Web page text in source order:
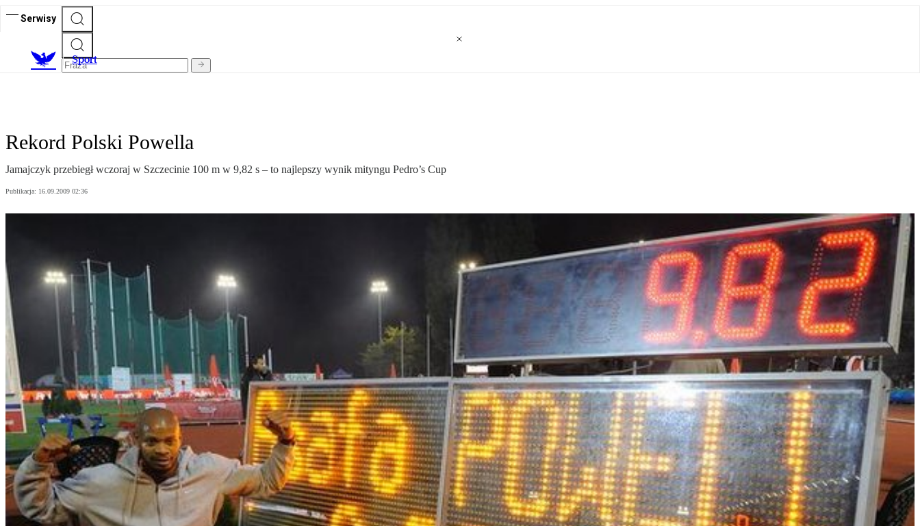
Serwisy
Sport
Rekord Polski Powella
Jamajczyk przebiegł wczoraj w Szczecinie 100 m w 9,82 s – to najlepszy wynik mityngu Pedro’s Cup
Publikacja: 16.09.2009 02:36